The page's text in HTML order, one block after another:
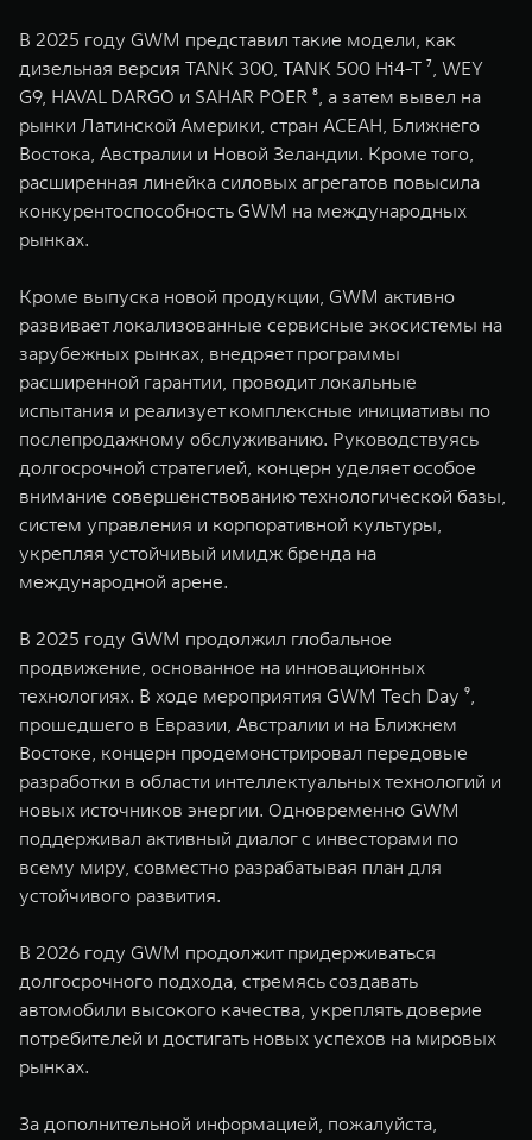
В 2025 году GWM представил такие модели, как
дизельная версия TANK 300, TANK 500 Hi4-T ⁷, WEY
G9, HAVAL DARGO и SAHAR POER ⁸, а затем вывел на
рынки Латинской Америки, стран АСЕАН, Ближнего
Востока, Австралии и Новой Зеландии. Кроме того,
расширенная линейка силовых агрегатов повысила
конкурентоспособность GWM на международных
рынках.
Кроме выпуска новой продукции, GWM активно
развивает локализованные сервисные экосистемы на
зарубежных рынках, внедряет программы
расширенной гарантии, проводит локальные
испытания и реализует комплексные инициативы по
послепродажному обслуживанию. Руководствуясь
долгосрочной стратегией, концерн уделяет особое
внимание совершенствованию технологической базы,
систем управления и корпоративной культуры,
укрепляя устойчивый имидж бренда на
международной арене.
В 2025 году GWM продолжил глобальное
продвижение, основанное на инновационных
технологиях. В ходе мероприятия GWM Tech Day ⁹,
прошедшего в Евразии, Австралии и на Ближнем
Востоке, концерн продемонстрировал передовые
разработки в области интеллектуальных технологий и
новых источников энергии. Одновременно GWM
поддерживал активный диалог с инвесторами по
всему миру, совместно разрабатывая план для
устойчивого развития.
В 2026 году GWM продолжит придерживаться
долгосрочного подхода, стремясь создавать
автомобили высокого качества, укреплять доверие
потребителей и достигать новых успехов на мировых
рынках.
За дополнительной информацией, пожалуйста,